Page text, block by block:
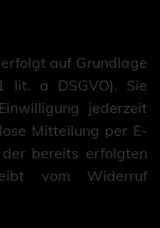
auf Grundlage
lit. a DSGVO). Sie
jederzeit
Mitteilung per E-
bereits erfolgten
vom Widerruf